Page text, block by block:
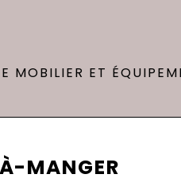
MOBILIER ET
MANGER